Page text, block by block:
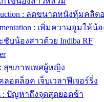
: ลดขนาดหนังหุ้มคลิ
: เพิ่มความอูมให้น้
ชับน้องสาวด้วย Indiba RF
: สุขภาพเพศผู้หญิง
ลอดล็อค เจ็บเวลาฟีเจอร์ริ่ง
: ปัญหาถึงจุดสุดยอดช้า